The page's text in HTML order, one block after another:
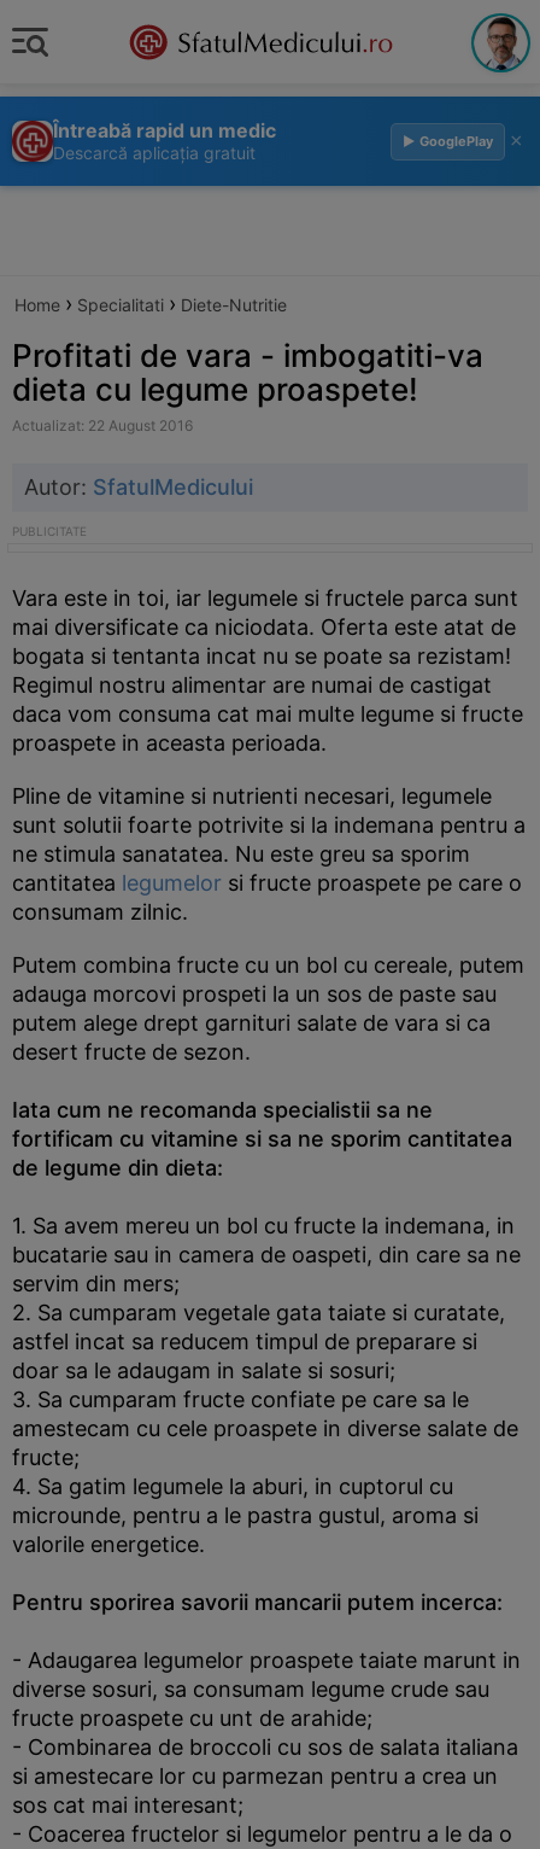
Întreabă rapid un medic
Descarcă aplicația gratuit
▶ GooglePlay ×
Home › Specialitati › Diete-Nutritie
Profitati de vara - imbogatiti-va
dieta cu legume proaspete!
Actualizat: 22 August 2016
Autor: SfatulMedicului
Vara este in toi, iar legumele si fructele parca sunt
mai diversificate ca niciodata. Oferta este atat de
bogata si tentanta incat nu se poate sa rezistam!
Regimul nostru alimentar are numai de castigat
daca vom consuma cat mai multe legume si fructe
proaspete in aceasta perioada.
Pline de vitamine si nutrienti necesari, legumele
sunt solutii foarte potrivite si la indemana pentru a
ne stimula sanatatea. Nu este greu sa sporim
cantitatea legumelor si fructe proaspete pe care o
consumam zilnic.
Putem combina fructe cu un bol cu cereale, putem
adauga morcovi prospeti la un sos de paste sau
putem alege drept garnituri salate de vara si ca
desert fructe de sezon.
Iata cum ne recomanda specialistii sa ne
fortificam cu vitamine si sa ne sporim cantitatea
de legume din dieta:
1. Sa avem mereu un bol cu fructe la indemana, in
bucatarie sau in camera de oaspeti, din care sa ne
servim din mers;
2. Sa cumparam vegetale gata taiate si curatate,
astfel incat sa reducem timpul de preparare si
doar sa le adaugam in salate si sosuri;
3. Sa cumparam fructe confiate pe care sa le
amestecam cu cele proaspete in diverse salate de
fructe;
4. Sa gatim legumele la aburi, in cuptorul cu
microunde, pentru a le pastra gustul, aroma si
valorile energetice.
Pentru sporirea savorii mancarii putem incerca:
- Adaugarea legumelor proaspete taiate marunt in
diverse sosuri, sa consumam legume crude sau
fructe proaspete cu unt de arahide;
- Combinarea de broccoli cu sos de salata italiana
si amestecare lor cu parmezan pentru a crea un
sos cat mai interesant;
- Coacerea fructelor si legumelor pentru a le da o